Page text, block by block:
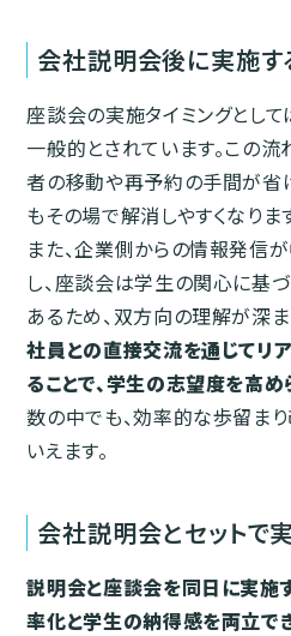
会社説明会後に実施す
座談会の実施タイミングとし
一般的とされています。この流
者の移動や再予約の手間が省
もその場で解消しやすくなりま
また、企業側からの情報発信
し、座談会は学生の関心に基
あるため、双方向の理解が深
社員との直接交流を通じてリ
ることで、学生の志望度を高め
数の中でも、効率的な歩留ま
いえます。
会社説明会とセットで
説明会と座談会を同日に実施
率化と学生の納得感を両立で